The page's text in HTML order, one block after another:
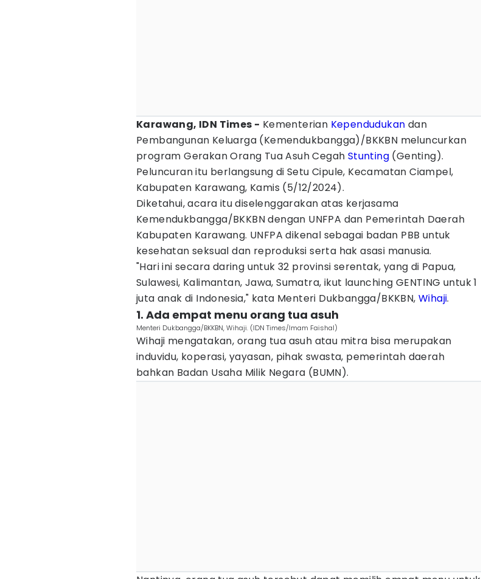
Karawang, IDN Times - Kementerian Kependudukan dan
Pembangunan Keluarga (Kemendukbangga)/BKKBN meluncurkan
program Gerakan Orang Tua Asuh Cegah Stunting (Genting).
Peluncuran itu berlangsung di Setu Cipule, Kecamatan Ciampel,
Kabupaten Karawang, Kamis (5/12/2024).
Diketahui, acara itu diselenggarakan atas kerjasama
Kemendukbangga/BKKBN dengan UNFPA dan Pemerintah Daerah
Kabupaten Karawang. UNFPA dikenal sebagai badan PBB untuk
kesehatan seksual dan reproduksi serta hak asasi manusia.
"Hari ini secara daring untuk 32 provinsi serentak, yang di Papua,
Sulawesi, Kalimantan, Jawa, Sumatra, ikut launching GENTING untuk 1
juta anak di Indonesia," kata Menteri Dukbangga/BKKBN, Wihaji.
1. Ada empat menu orang tua asuh
Menteri Dukbangga/BKKBN, Wihaji. (IDN Times/Imam Faishal)
Wihaji mengatakan, orang tua asuh atau mitra bisa merupakan
induvidu, koperasi, yayasan, pihak swasta, pemerintah daerah
bahkan Badan Usaha Milik Negara (BUMN).